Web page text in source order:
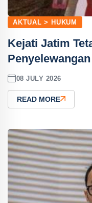
AKTUAL > HUKUM
Kejati Jatim
08 JULY 2026
READ MORE